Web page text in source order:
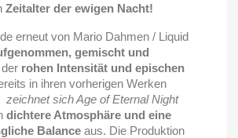
Zeitalter der ewigen Nacht!
erneut von Mario Dahmen / Liquid
gemischt und
rohen Intensität und epischen
in ihren vorherigen Werken
zeichnet sich Age of Eternal Night
dichtere Atmosphäre und eine
Balance aus. Die Produktion